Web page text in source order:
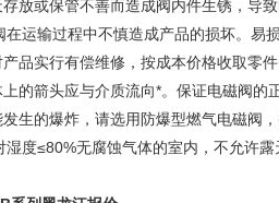
存放或保管不善而造成阀内件生锈，导
在运输过程中不慎造成产品的损坏。易
品实行有偿维修，按成本价格收取零件
的箭头应与介质流向*。保证电磁阀的
生的爆炸，请选用防爆型燃气电磁阀
湿度≤80%无腐蚀气体的室内，不允许露